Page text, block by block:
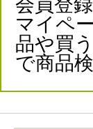
マイペ
品や買
で商品